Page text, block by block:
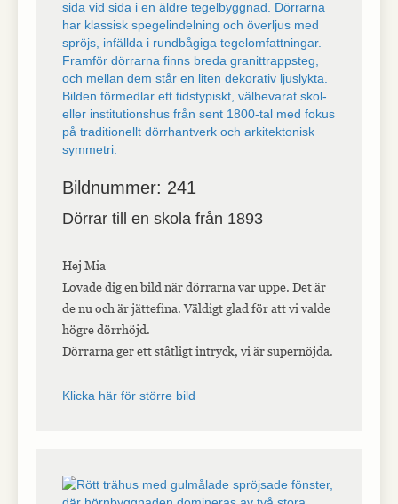
Bildnummer: 241
Dörrar till en skola från 1893
Hej Mia
Lovade dig en bild när dörrarna var uppe. Det är
de nu och är jättefina. Väldigt glad för att vi valde
högre dörrhöjd.
Dörrarna ger ett ståtligt intryck, vi är supernöjda.
Klicka här för större bild